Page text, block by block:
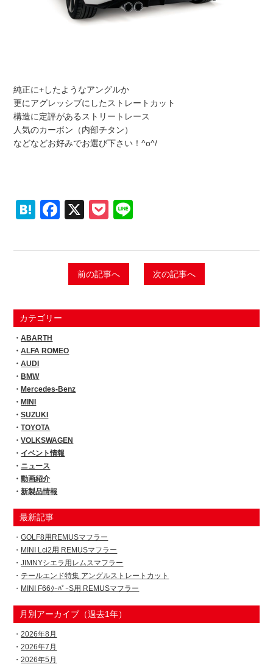
カテゴリー
ABARTH
ALFA ROMEO
AUDI
BMW
Mercedes-Benz
MINI
SUZUKI
TOYOTA
VOLKSWAGEN
イベント情報
ニュース
動画紹介
新製品情報
最新記事
GOLF8用REMUSマフラー
MINI Lci2用 REMUSマフラー
JIMNYシエラ用レムスマフラー
テールエンド特集 アングルストレートカット
MINI F66ｸｰﾊﾟｰS用 REMUSマフラー
月別アーカイブ（過去1年）
2026年8月
2026年7月
2026年5月
純正に+したようなアングルか
更にアグレッシブにしたストレートカット
構造に定評があるストリートレース
人気のカーボン（内部チタン）
などなどお好みでお選び下さい！^o^/
Hatena
Facebook
X Pocket
前の記事へ 次の記事へ